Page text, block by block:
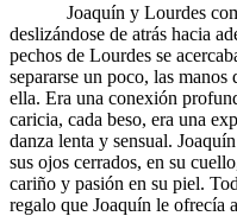
Joaquín y Lourdes
deslizándose de atrás hacia
pechos de Lourdes se
separarse un poco, las
ella. Era una conexión
caricia, cada beso, era una
danza lenta y sensual.
sus ojos cerrados, en su
cariño y pasión en su piel.
regalo que Joaquín le ofrecía